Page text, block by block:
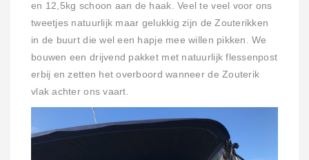
en 12,5kg schoon aan de haak. Veel te veel voor ons
tweetjes natuurlijk maar gelukkig zijn de Zouterikken
in de buurt die wel een hapje mee willen pikken. We
bouwen een drijvend pakket met natuurlijk flessenpost
erbij en zetten het overboord wanneer de Zouterik
vlak achter ons vaart.